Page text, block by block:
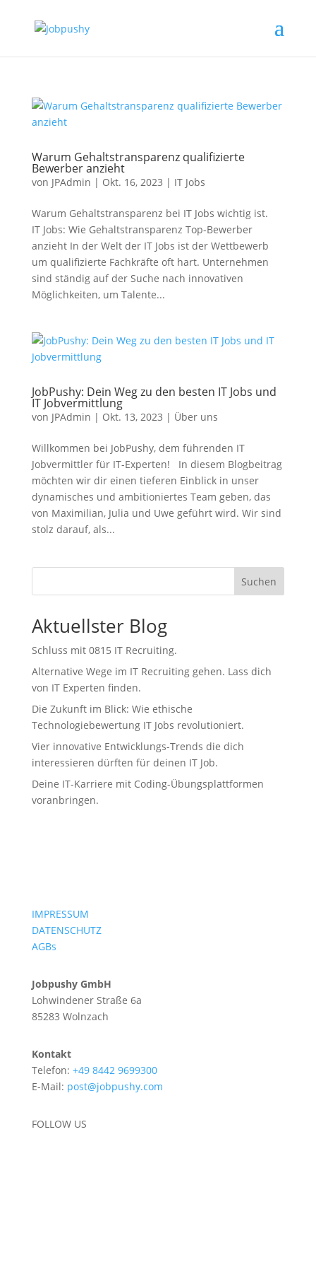
Warum Gehaltstransparenz qualifizierte
Bewerber anzieht
von JPAdmin | Okt. 16, 2023 | IT Jobs
Warum Gehaltstransparenz bei IT Jobs wichtig ist.
IT Jobs: Wie Gehaltstransparenz Top-Bewerber
anzieht In der Welt der IT Jobs ist der Wettbewerb
um qualifizierte Fachkräfte oft hart. Unternehmen
sind ständig auf der Suche nach innovativen
Möglichkeiten, um Talente...
JobPushy: Dein Weg zu den besten IT Jobs und
IT Jobvermittlung
von JPAdmin | Okt. 13, 2023 | Über uns
Willkommen bei JobPushy, dem führenden IT
Jobvermittler für IT-Experten! In diesem Blogbeitrag
möchten wir dir einen tieferen Einblick in unser
dynamisches und ambitioniertes Team geben, das
von Maximilian, Julia und Uwe geführt wird. Wir sind
stolz darauf, als...
Suchen
Aktuellster Blog
Schluss mit 0815 IT Recruiting.
Alternative Wege im IT Recruiting gehen. Lass dich
von IT Experten finden.
Die Zukunft im Blick: Wie ethische
Technologiebewertung IT Jobs revolutioniert.
Vier innovative Entwicklungs-Trends die dich
interessieren dürften für deinen IT Job.
Deine IT-Karriere mit Coding-Übungsplattformen
voranbringen.
IMPRESSUM
DATENSCHUTZ
AGBs
Jobpushy GmbH
Lohwindener Straße 6a
85283 Wolnzach
Kontakt
Telefon: +49 84429699300
E-Mail: post@jobpushy.com
FOLLOW US